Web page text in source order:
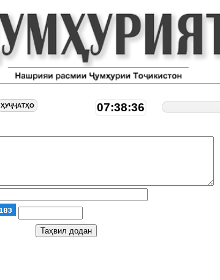
ҲУҶҶАТҲО 07:38:37